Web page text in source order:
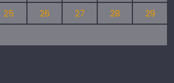
25 26 27 28
29